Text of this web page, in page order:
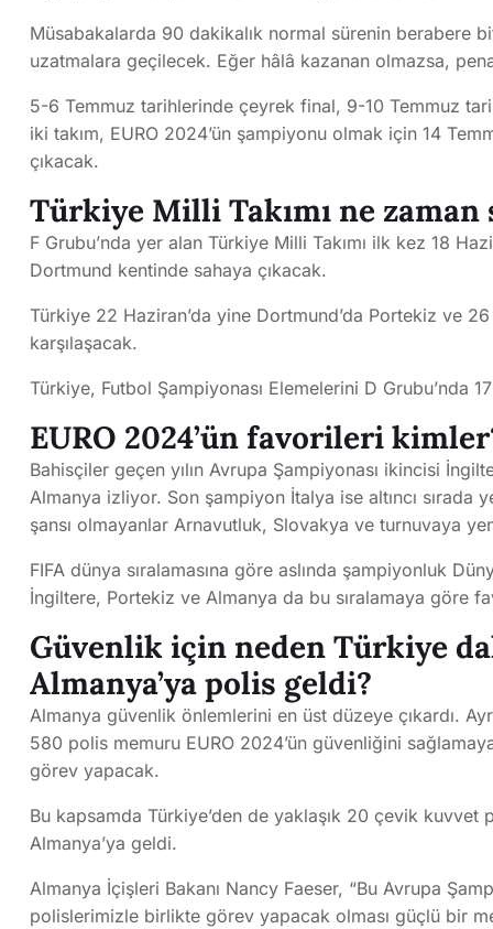
Müsabakalarda 90 dakikalık normal sürenin berabere
uzatmalara geçilecek. Eğer hâlâ kazanan olmazsa,
5-6 Temmuz tarihlerinde çeyrek final, 9-10 Temmuz
iki takım, EURO 2024’ün şampiyonu olmak için 14
çıkacak.
Türkiye Milli Takımı ne zaman
F Grubu’nda yer alan Türkiye Milli Takımı ilk kez 18
Dortmund kentinde sahaya çıkacak.
Türkiye 22 Haziran’da yine Dortmund’da Portekiz ve
karşılaşacak.
Türkiye, Futbol Şampiyonası Elemelerini D Grubu’nda
EURO 2024’ün favorileri
Bahisçiler geçen yılın Avrupa Şampiyonası ikincisi
Almanya izliyor. Son şampiyon İtalya ise altıncı sırada
şansı olmayanlar Arnavutluk, Slovakya ve turnuvaya
FIFA dünya sıralamasına göre aslında şampiyonluk
İngiltere, Portekiz ve Almanya da bu sıralamaya göre
Güvenlik için neden Türkiye
Almanya’ya polis geldi?
Almanya güvenlik önlemlerini en üst düzeye çıkardı.
580 polis memuru EURO 2024’ün güvenliğini
görev yapacak.
Bu kapsamda Türkiye’den de yaklaşık 20 çevik
Almanya’ya geldi.
Almanya İçişleri Bakanı Nancy Faeser, “Bu Avrupa
polislerimizle birlikte görev yapacak olması güçlü bir